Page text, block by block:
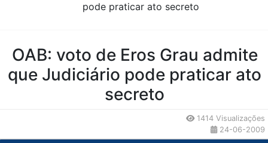
pode praticar ato secreto
da Notícia
OAB: voto de Eros Grau admite
que Judiciário pode praticar ato
secreto
1414 Visualizações
24-06-2009